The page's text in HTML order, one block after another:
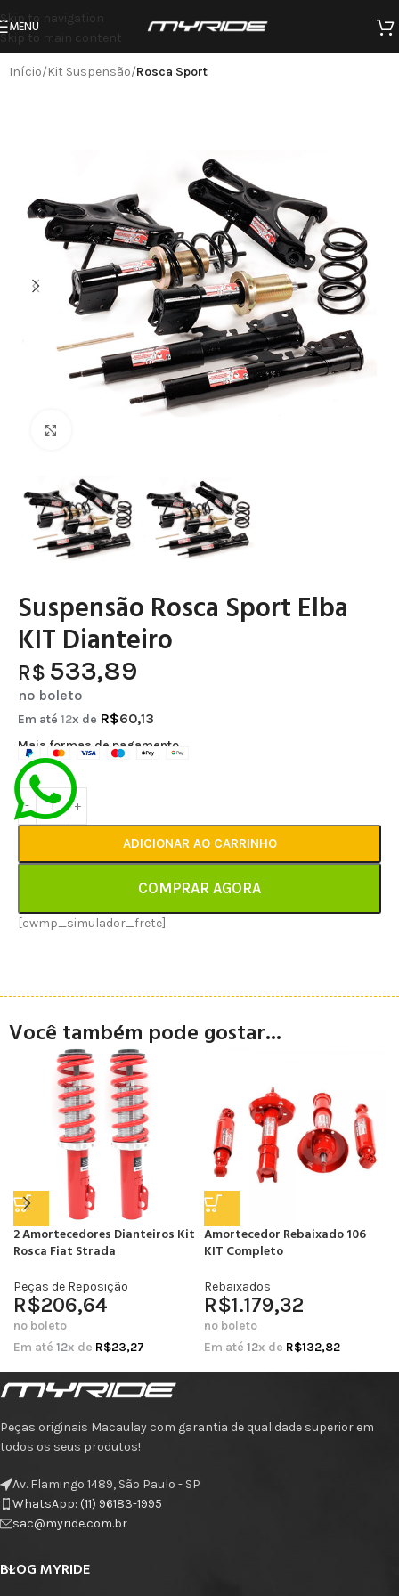
Skip to navigation
Skip to main content
MENU
Início Kit Suspensão Rosca Sport
Suspensão Rosca Sport Elba
KIT Dianteiro
R$ 533,89
no boleto
Em até 12x de R$60,13
Mais formas de pagamento
ADICIONAR AO CARRINHO
COMPRAR AGORA
[cwmp_simulador_frete]
Você também pode gostar...
2 Amortecedores Dianteiros Kit
Rosca Fiat Strada
Peças de Reposição
R$206,64
no boleto
Em até 12x de R$23,27
Amortecedor Rebaixado 106
KIT Completo
Rebaixados
R$1.179,32
no boleto
Em até 12x de R$132,82
Peças originais Macaulay com garantia de qualidade superior em
todos os seus produtos!
Av. Flamingo 1489, São Paulo - SP
WhatsApp: (11) 96183-1995
sac@myride.com.br
BLOG MYRIDE